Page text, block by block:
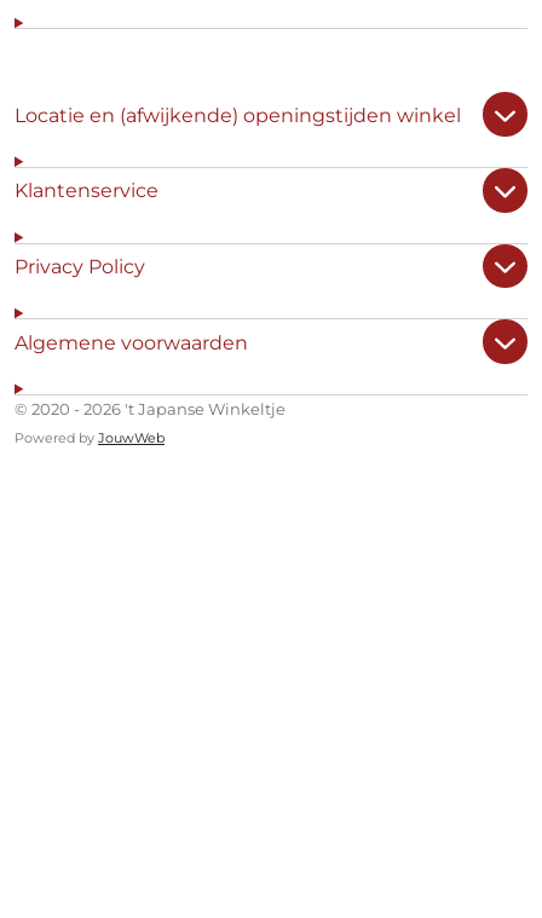
Locatie en (afwijkende) openingstijden winkel
Klantenservice
Privacy Policy
Algemene voorwaarden
© 2020 - 2026 't Japanse Winkeltje
Powered by JouwWeb